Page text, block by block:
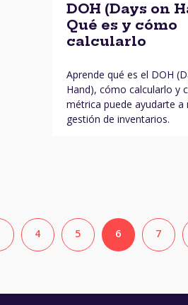
DOH (Days on
Qué es y cómo
calcularlo
Aprende qué es el DOH
Hand), cómo calcularlo y
métrica puede ayudarte a
gestión de inventarios.
4 5 6 7